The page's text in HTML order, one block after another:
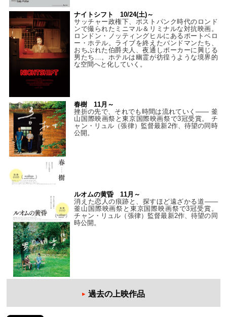
ナイトシフト 10/24(土)～
サッチャー政権下、ポストパンク時代のロンド
ンで撮られたミニマル＆リミナルな対抗映画。
ロンドン・ノッティングヒルにあるポートベロ
ー・ホテル。ライブを終えたバンドマンたち、
おちぶれた伯爵夫人、夜通しポーカーに興じる
男たち…。ホテルは幽霊が彷徨うような境界的
な空間へと化していく。
春樹 11月～
挫折の先で、それでも時間は流れていく—— 釜
山国際映画祭と東京国際映画祭で3冠受賞。 チ
ャン・リュル（張律）監督最新2作、待望の同時
公開。
ルオムの黄昏 11月～
消えた恋人の痕跡と、探すほど遠ざかる道——
釜山国際映画祭と東京国際映画祭で3冠受賞。
チャン・リュル（張律）監督最新2作、待望の同
時公開。
過去の上映作品